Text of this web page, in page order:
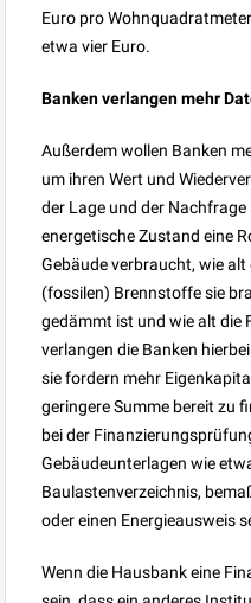
Euro pro
etwa vier Euro.
Banken verlangen mehr
Außerdem wollen Banken
um ihren Wert und
der Lage und der
energetische Zustand eine
Gebäude verbraucht, wie
(fossilen) Brennstoffe sie
gedämmt ist und wie alt die
verlangen die Banken
sie fordern mehr
geringere Summe bereit zu
bei der
Gebäudeunterlagen wie
Baulastenverzeichnis,
oder einen Energieausweis
Wenn die Hausbank eine